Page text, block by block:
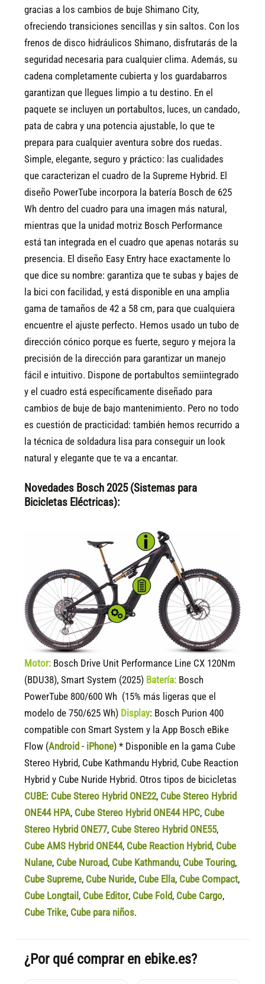
gracias a los cambios de buje Shimano City,
ofreciendo transiciones sencillas y sin saltos. Con los
frenos de disco hidráulicos Shimano, disfrutarás de la
seguridad necesaria para cualquier clima. Además, su
cadena completamente cubierta y los guardabarros
garantizan que llegues limpio a tu destino. En el
paquete se incluyen un portabultos, luces, un candado,
pata de cabra y una potencia ajustable, lo que te
prepara para cualquier aventura sobre dos ruedas.
Simple, elegante, seguro y práctico: las cualidades
que caracterizan el cuadro de la Supreme Hybrid. El
diseño PowerTube incorpora la batería Bosch de 625
Wh dentro del cuadro para una imagen más natural,
mientras que la unidad motriz Bosch Performance
está tan integrada en el cuadro que apenas notarás su
presencia. El diseño Easy Entry hace exactamente lo
que dice su nombre: garantiza que te subas y bajes de
la bici con facilidad, y está disponible en una amplia
gama de tamaños de 42 a 58 cm, para que cualquiera
encuentre el ajuste perfecto. Hemos usado un tubo de
dirección cónico porque es fuerte, seguro y mejora la
precisión de la dirección para garantizar un manejo
fácil e intuitivo. Dispone de portabultos semiintegrado
y el cuadro está específicamente diseñado para
cambios de buje de bajo mantenimiento. Pero no todo
es cuestión de practicidad: también hemos recurrido a
la técnica de soldadura lisa para conseguir un look
natural y elegante que te va a encantar.
Novedades Bosch 2025 (Sistemas para
Bicicletas Eléctricas):
Motor: Bosch Drive Unit Performance Line CX 120Nm
(BDU38), Smart System (2025) Batería: Bosch
PowerTube 800/600 Wh (15% más ligeras que el
modelo de 750/625 Wh) Display: Bosch Purion 400
compatible con Smart System y la App Bosch eBike
Flow (Android - iPhone) * Disponible en la gama Cube
Stereo Hybrid, Cube Kathmandu Hybrid, Cube Reaction
Hybrid y Cube Nuride Hybrid. Otros tipos de bicicletas
CUBE: Cube Stereo Hybrid ONE22, Cube Stereo Hybrid
ONE44 HPA, Cube Stereo Hybrid ONE44 HPC, Cube
Stereo Hybrid ONE77, Cube Stereo Hybrid ONE55,
Cube AMS Hybrid ONE44, Cube Reaction Hybrid, Cube
Nulane, Cube Nuroad, Cube Kathmandu, Cube Touring,
Cube Supreme, Cube Nuride, Cube Ella, Cube Compact,
Cube Longtail , Cube Editor, Cube Fold, Cube Cargo,
Cube Trike, Cube para niños.
¿Por qué comprar en ebike.es?